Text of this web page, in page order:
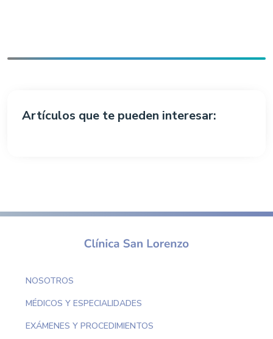
Artículos que te pueden interesar:
NOSOTROS
MÉDICOS Y ESPECIALIDADES
EXÁMENES Y PROCEDIMIENTOS